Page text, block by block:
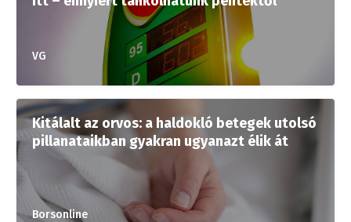
VG
Kitálalt az orvos: a haldokló betegek utolsó
pillanataikban gyakran ugyanazt élik át
Borsonline